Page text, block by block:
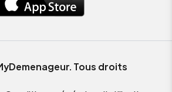
Tous droits